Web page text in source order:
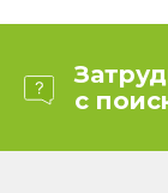
с